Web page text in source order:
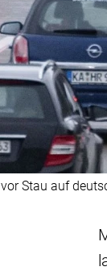
vor Stau auf